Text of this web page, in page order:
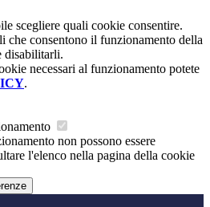
scegliere quali cookie consentire.
che consentono il funzionamento della
disabilitarli.
necessari al funzionamento potete
.
non possono essere
l'elenco nella pagina della cookie